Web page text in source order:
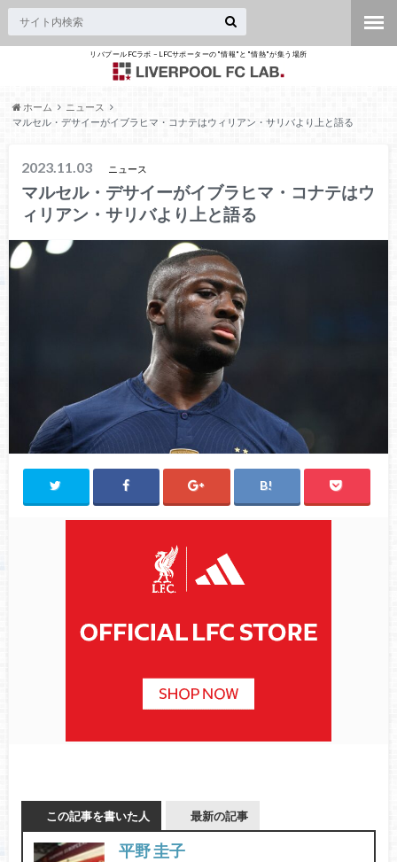
リバプールFCラボ – LFCサポーターの"情報"と"情熱"が集う場所
ホーム
ニュース
マルセル・デサイーがイブラヒマ・コナテはウィリアン・サリバより上と語る
2023.11.03 ニュース
マルセル・デサイーがイブラヒマ・コナテはウ
ィリアン・サリバより上と語る
この記事を書いた人 最新の記事
平野 圭子